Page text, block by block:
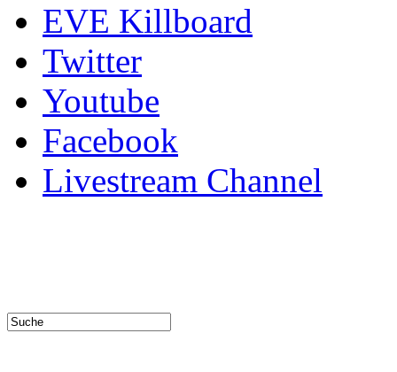
EVE Killboard
Twitter
Youtube
Facebook
Livestream Channel